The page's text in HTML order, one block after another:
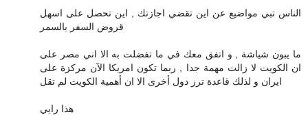
الناس تبي مواضيع عن اين تقضي اجازتك , اين تحصل على اسهل
قروض السفر بالسمر
ما يبون شياشة , و اتفق معك في ما تفضلت به الا اني مصر على
ان الكويت لا زالت مهمة جدا , ربما تكون امريكا الآن مركزة على
ايران و لذلك قاعدة ترز دول أخرى الا ان أهمية الكويت لم تقل
هذا رايي